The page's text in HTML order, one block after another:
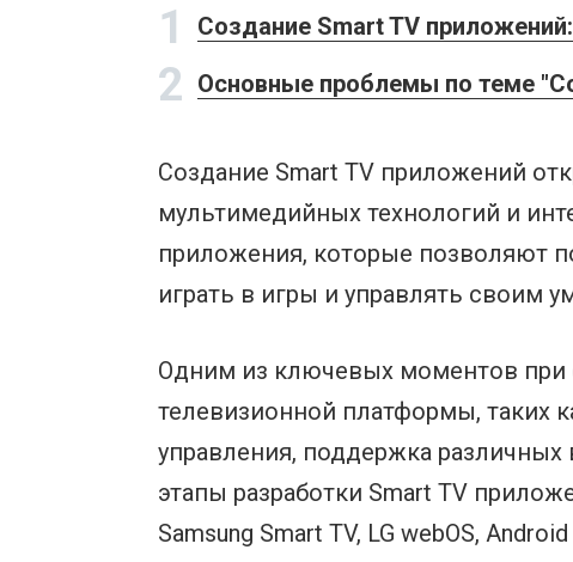
1 Создание Smart TV
2 Основные проблемы по теме
Создание Smart TV приложений
мультимедийных технологий и
приложения, которые позволяют
играть в игры и управлять своим
Одним из ключевых моментов при
телевизионной платформы, таких
управления, поддержка
этапы разработки Smart TV
Samsung Smart TV, LG webOS,